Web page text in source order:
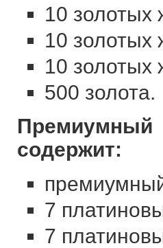
10 золотых
10 золотых
10 золотых
500 золота.
Премиумный
содержит:
7
7